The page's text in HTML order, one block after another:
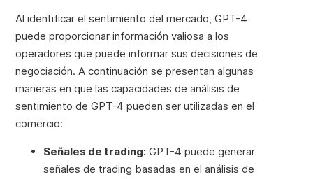
Al identificar el sentimiento del mercado, GPT-4
puede proporcionar información valiosa a los
operadores que puede informar sus decisiones de
negociación. A continuación se presentan algunas
maneras en que las capacidades de análisis de
sentimiento de GPT-4 pueden ser utilizadas en el
comercio:
Señales de trading: GPT-4 puede generar
señales de trading basadas en el análisis de